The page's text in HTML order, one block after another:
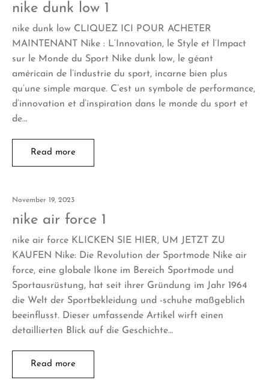
nike dunk low 1
nike dunk low CLIQUEZ ICI POUR ACHETER
MAINTENANT Nike : L’Innovation, le Style et l’Impact
sur le Monde du Sport Nike dunk low, le géant
américain de l’industrie du sport, incarne bien plus
qu’une simple marque. C’est un symbole de performance,
d’innovation et d’inspiration dans le monde du sport et
de…
Read more
November 19, 2023
nike air force 1
nike air force KLICKEN SIE HIER, UM JETZT ZU
KAUFEN Nike: Die Revolution der Sportmode Nike air
force, eine globale Ikone im Bereich Sportmode und
Sportausrüstung, hat seit ihrer Gründung im Jahr 1964
die Welt der Sportbekleidung und -schuhe maßgeblich
beeinflusst. Dieser umfassende Artikel wirft einen
detaillierten Blick auf die Geschichte…
Read more